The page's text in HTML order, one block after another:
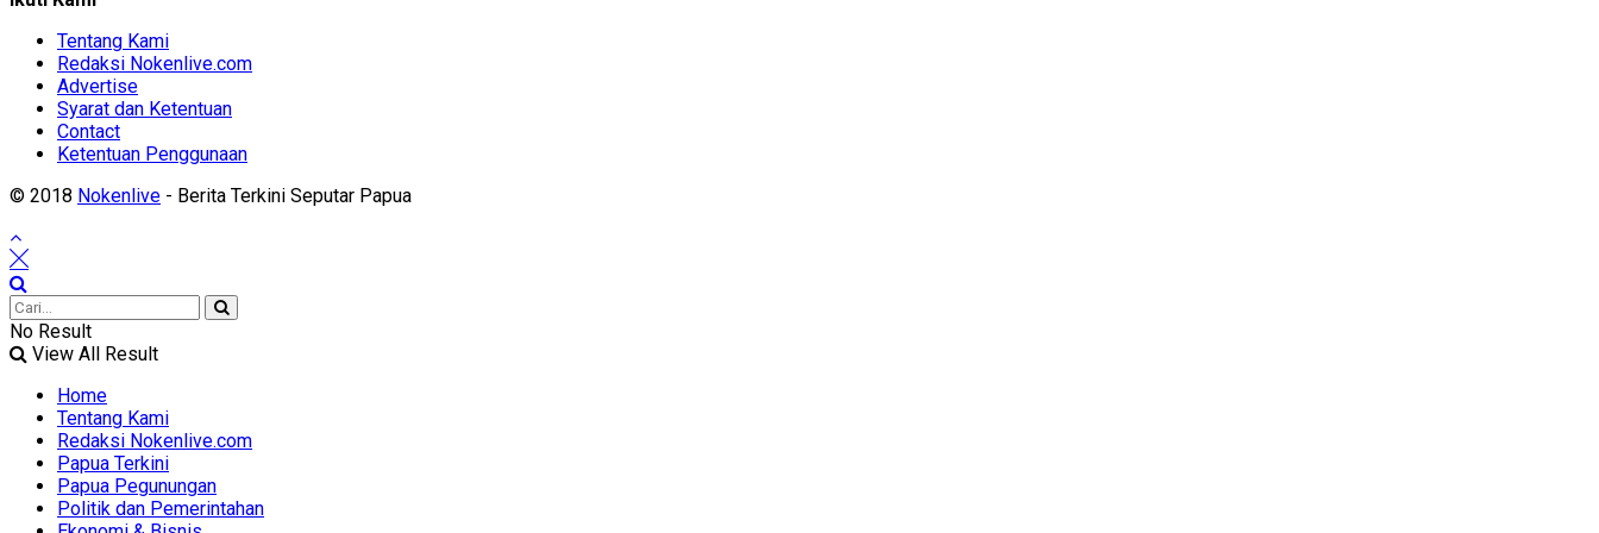
Tentang Kami
Redaksi Nokenlive.com
Advertise
Syarat dan Ketentuan
Contact
Ketentuan Penggunaan
© 2018 Nokenlive - Berita Terkini Seputar Papua
No Result
View All Result
Home
Tentang Kami
Redaksi Nokenlive.com
Papua Terkini
Papua Pegunungan
Politik dan Pemerintahan